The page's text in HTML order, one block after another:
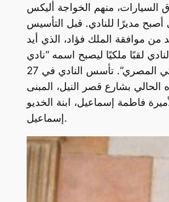
السيارات، منهم الخواجة أليكس
مديرًا للنادي. قبل التأسيس
من موافقة الملك فؤاد، الذي أيد
لقبًا ملكيًا ليصبح اسمه “نادي
السيارات الملكي المصري”. تأسس النادي في 27
بمقره الحالي بشارع قصر النيل، المبنى
فاطمة إسماعيل، ابنة الخديو
إسماعيل.